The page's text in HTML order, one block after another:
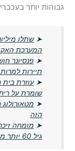
גבוהות יותר
➤שתלו
המערכת
➤ פנסיונר
תיירות
➤עוזרת
שומרת על
➤
הזה
➤ מומחה
גיל 60 יותר מתשבצים